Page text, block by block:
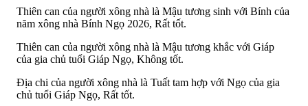
Thiên can của người xông nhà là Mậu tương sinh với Bính của
năm xông nhà Bính Ngọ 2026, Rất tốt.
Thiên can của người xông nhà là Mậu tương khắc với Giáp
của gia chủ tuổi Giáp Ngọ, Không tốt.
Địa chi của người xông nhà là Tuất tam hợp với Ngọ của gia
chủ tuổi Giáp Ngọ, Rất tốt.